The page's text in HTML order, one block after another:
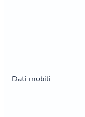
Dati mobili